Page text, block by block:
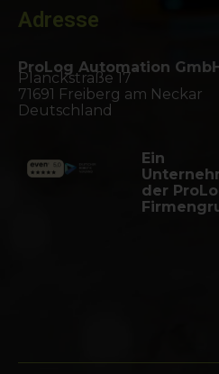
Adresse
ProLog Automation
Planckstraße 17
71691 Freiberg am Neckar
Deutschland
Ein
der